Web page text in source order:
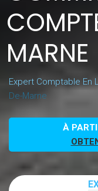
MARNE
Expert Comptable En
De-Marne
À